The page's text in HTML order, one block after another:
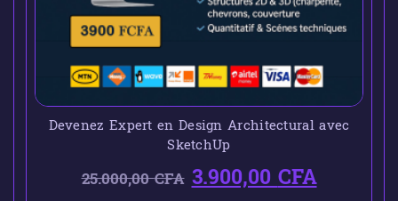
Devenez Expert en Design Architectural avec
SketchUp
25.000,00CFA 3.900,00CFA